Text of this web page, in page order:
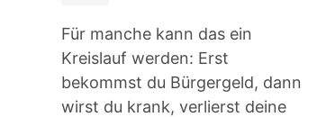
Für manche kann das ein
Kreislauf werden: Erst
bekommst du Bürgergeld, dann
wirst du krank, verlierst deine